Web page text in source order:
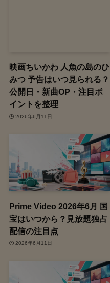
映画ちいかわ 人魚の島のひ
みつ 予告はいつ見られる？
公開日・新曲OP・注目ポ
イントを整理
2026年6月11日
Prime Video 2026年6月 国
宝はいつから？見放題独占
配信の注目点
2026年6月11日